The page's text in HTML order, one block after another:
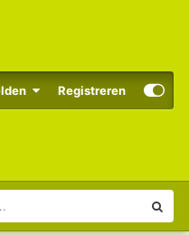
Registreren